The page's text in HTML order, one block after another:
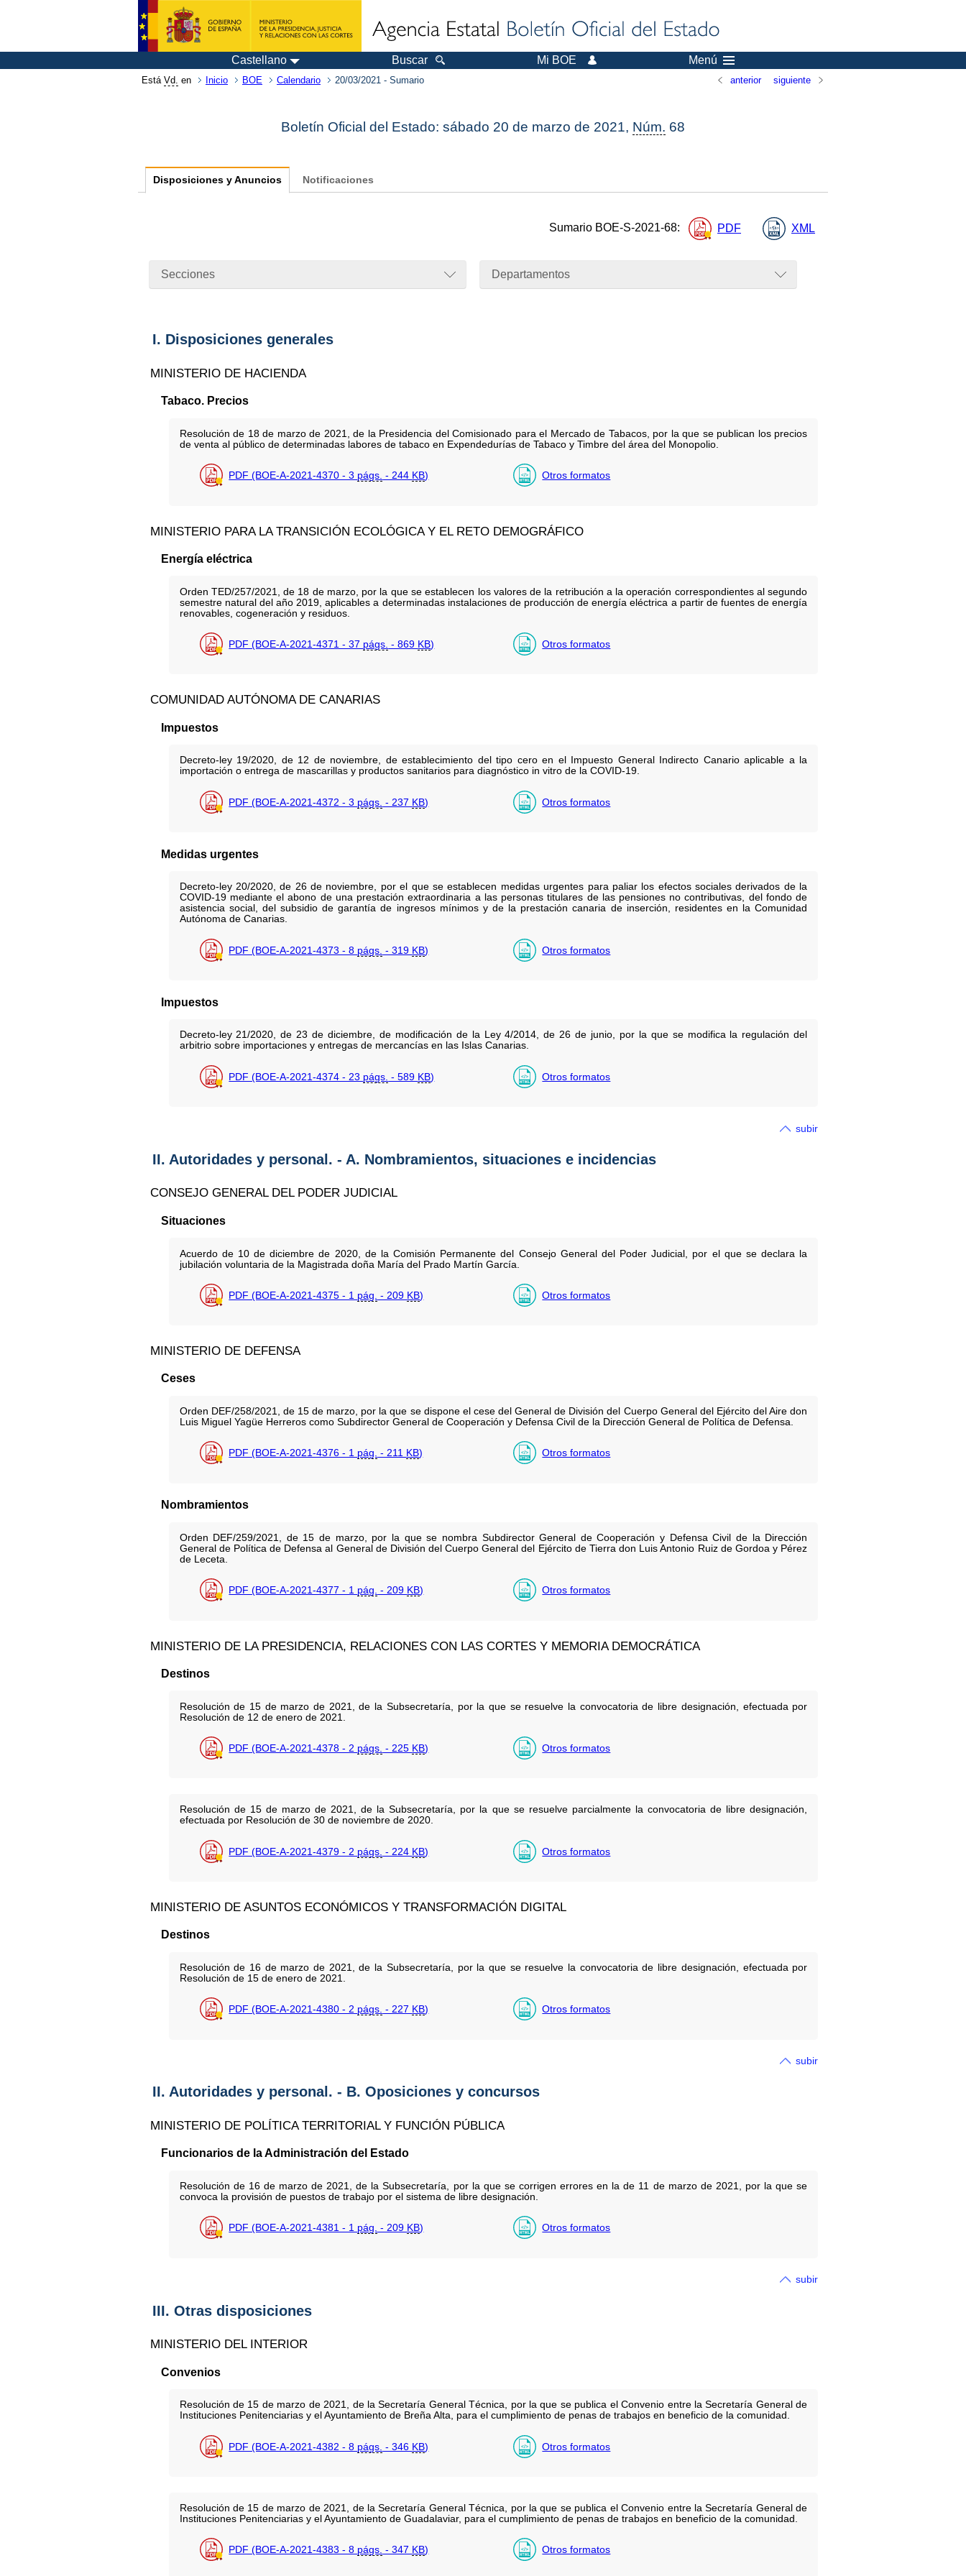
Castellano Buscar Mi BOE Menú
Está Vd. en Inicio BOE Calendario 20/03/2021 - Sumario anterior siguiente
Boletín Oficial del Estado: sábado 20 de marzo de 2021, Núm. 68
Disposiciones y Anuncios Notificaciones
Sumario BOE-S-2021-68: PDF XML
Secciones Departamentos
I. Disposiciones generales
MINISTERIO DE HACIENDA
Tabaco. Precios
Resolución de 18 de marzo de 2021, de la Presidencia del Comisionado para el Mercado de Tabacos, por la que se publican los precios
de venta al público de determinadas labores de tabaco en Expendedurías de Tabaco y Timbre del área del Monopolio.
PDF (BOE-A-2021-4370 - 3 págs. - 244 KB) Otros formatos
MINISTERIO PARA LA TRANSICIÓN ECOLÓGICA Y EL RETO DEMOGRÁFICO
Energía eléctrica
Orden TED/257/2021, de 18 de marzo, por la que se establecen los valores de la retribución a la operación correspondientes al segundo
semestre natural del año 2019, aplicables a determinadas instalaciones de producción de energía eléctrica a partir de fuentes de energía
renovables, cogeneración y residuos.
PDF (BOE-A-2021-4371 - 37 págs. - 869 KB) Otros formatos
COMUNIDAD AUTÓNOMA DE CANARIAS
Impuestos
Decreto-ley 19/2020, de 12 de noviembre, de establecimiento del tipo cero en el Impuesto General Indirecto Canario aplicable a la
importación o entrega de mascarillas y productos sanitarios para diagnóstico in vitro de la COVID-19.
PDF (BOE-A-2021-4372 - 3 págs. - 237 KB) Otros formatos
Medidas urgentes
Decreto-ley 20/2020, de 26 de noviembre, por el que se establecen medidas urgentes para paliar los efectos sociales derivados de la
COVID-19 mediante el abono de una prestación extraordinaria a las personas titulares de las pensiones no contributivas, del fondo de
asistencia social, del subsidio de garantía de ingresos mínimos y de la prestación canaria de inserción, residentes en la Comunidad
Autónoma de Canarias.
PDF (BOE-A-2021-4373 - 8 págs. - 319 KB) Otros formatos
Impuestos
Decreto-ley 21/2020, de 23 de diciembre, de modificación de la Ley 4/2014, de 26 de junio, por la que se modifica la regulación del
arbitrio sobre importaciones y entregas de mercancías en las Islas Canarias.
PDF (BOE-A-2021-4374 - 23 págs. - 589 KB) Otros formatos
subir
II. Autoridades y personal. - A. Nombramientos, situaciones e incidencias
CONSEJO GENERAL DEL PODER JUDICIAL
Situaciones
Acuerdo de 10 de diciembre de 2020, de la Comisión Permanente del Consejo General del Poder Judicial, por el que se declara la
jubilación voluntaria de la Magistrada doña María del Prado Martín García.
PDF (BOE-A-2021-4375 - 1 pág. - 209 KB) Otros formatos
MINISTERIO DE DEFENSA
Ceses
Orden DEF/258/2021, de 15 de marzo, por la que se dispone el cese del General de División del Cuerpo General del Ejército del Aire don
Luis Miguel Yagüe Herreros como Subdirector General de Cooperación y Defensa Civil de la Dirección General de Política de Defensa.
PDF (BOE-A-2021-4376 - 1 pág. - 211 KB) Otros formatos
Nombramientos
Orden DEF/259/2021, de 15 de marzo, por la que se nombra Subdirector General de Cooperación y Defensa Civil de la Dirección
General de Política de Defensa al General de División del Cuerpo General del Ejército de Tierra don Luis Antonio Ruiz de Gordoa y Pérez
de Leceta.
PDF (BOE-A-2021-4377 - 1 pág. - 209 KB) Otros formatos
MINISTERIO DE LA PRESIDENCIA, RELACIONES CON LAS CORTES Y MEMORIA DEMOCRÁTICA
Destinos
Resolución de 15 de marzo de 2021, de la Subsecretaría, por la que se resuelve la convocatoria de libre designación, efectuada por
Resolución de 12 de enero de 2021.
PDF (BOE-A-2021-4378 - 2 págs. - 225 KB) Otros formatos
Resolución de 15 de marzo de 2021, de la Subsecretaría, por la que se resuelve parcialmente la convocatoria de libre designación,
efectuada por Resolución de 30 de noviembre de 2020.
PDF (BOE-A-2021-4379 - 2 págs. - 224 KB) Otros formatos
MINISTERIO DE ASUNTOS ECONÓMICOS Y TRANSFORMACIÓN DIGITAL
Destinos
Resolución de 16 de marzo de 2021, de la Subsecretaría, por la que se resuelve la convocatoria de libre designación, efectuada por
Resolución de 15 de enero de 2021.
PDF (BOE-A-2021-4380 - 2 págs. - 227 KB) Otros formatos
subir
II. Autoridades y personal. - B. Oposiciones y concursos
MINISTERIO DE POLÍTICA TERRITORIAL Y FUNCIÓN PÚBLICA
Funcionarios de la Administración del Estado
Resolución de 16 de marzo de 2021, de la Subsecretaría, por la que se corrigen errores en la de 11 de marzo de 2021, por la que se
convoca la provisión de puestos de trabajo por el sistema de libre designación.
PDF (BOE-A-2021-4381 - 1 pág. - 209 KB) Otros formatos
subir
III. Otras disposiciones
MINISTERIO DEL INTERIOR
Convenios
Resolución de 15 de marzo de 2021, de la Secretaría General Técnica, por la que se publica el Convenio entre la Secretaría General de
Instituciones Penitenciarias y el Ayuntamiento de Breña Alta, para el cumplimiento de penas de trabajos en beneficio de la comunidad.
PDF (BOE-A-2021-4382 - 8 págs. - 346 KB) Otros formatos
Resolución de 15 de marzo de 2021, de la Secretaría General Técnica, por la que se publica el Convenio entre la Secretaría General de
Instituciones Penitenciarias y el Ayuntamiento de Guadalaviar, para el cumplimiento de penas de trabajos en beneficio de la comunidad.
PDF (BOE-A-2021-4383 - 8 págs. - 347 KB) Otros formatos